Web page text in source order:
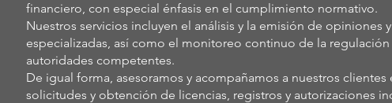
financiero, con especial énfasis en el cumplimiento normativo.
Nuestros servicios incluyen el análisis y la emisión de opiniones
especializadas, así como el monitoreo continuo de la
autoridades competentes.
De igual forma, asesoramos y acompañamos a nuestros
solicitudes y obtención de licencias, registros y autorizaciones